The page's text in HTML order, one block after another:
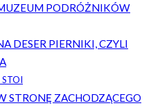
PODRÓŻNIKÓW
DESER PIERNIKI, CZYLI
STOI
STRONĘ ZACHODZĄCEGO